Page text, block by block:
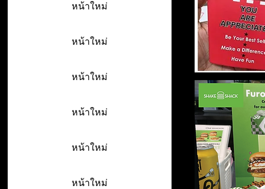
หน้าใหม่
หน้าใหม่
หน้าใหม่
หน้าใหม่
หน้าใหม่
หน้าใหม่